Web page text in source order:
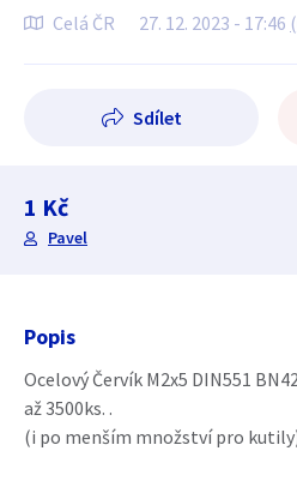
Celá ČR 27. 12. 2023 - 17:46
Sdílet
1 Kč
Pavel
Popis
Ocelový Červík M2x5 DIN551
až 3500ks. .
(i po menším množství pro